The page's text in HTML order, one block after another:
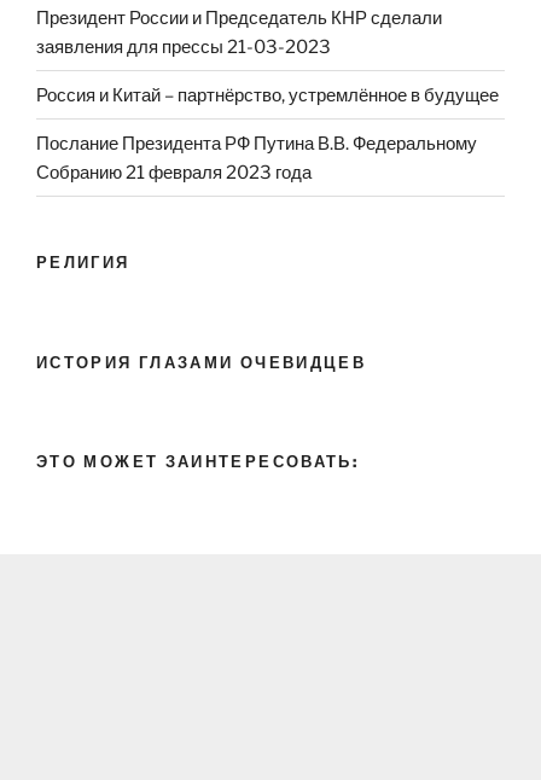
Президент России и Председатель КНР сделали
заявления для прессы 21-03-2023
Россия и Китай – партнёрство, устремлённое в будущее
Послание Президента РФ Путина В.В. Федеральному
Собранию 21 февраля 2023 года
РЕЛИГИЯ
ИСТОРИЯ ГЛАЗАМИ ОЧЕВИДЦЕВ
ЭТО МОЖЕТ ЗАИНТЕРЕСОВАТЬ: